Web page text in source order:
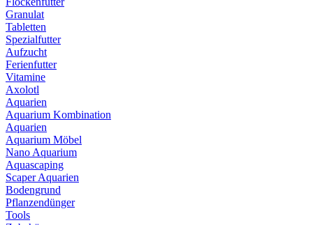
Granulat
Tabletten
Spezialfutter
Aufzucht
Ferienfutter
Vitamine
Axolotl
Aquarien
Aquarium Kombination
Aquarien
Aquarium Möbel
Nano Aquarium
Aquascaping
Scaper Aquarien
Bodengrund
Pflanzendünger
Tools